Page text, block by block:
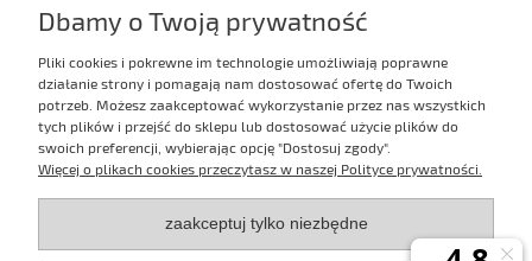
Podając adres e-mail akceptujesz
Politykę prywatności
E-mail:
sklep@evertrek.pl
Dbamy o Twoją prywatność
Pliki cookies i pokrewne im technologie umożliwiają poprawne
działanie strony i pomagają nam dostosować ofertę do Twoich
potrzeb. Możesz zaakceptować wykorzystanie przez nas wszystkich
tych plików i przejść do sklepu lub dostosować użycie plików do
swoich preferencji, wybierając opcję "Dostosuj zgody".
Więcej o plikach cookies przeczytasz w naszej Polityce prywatności.
zaakceptuj tylko niezbędne